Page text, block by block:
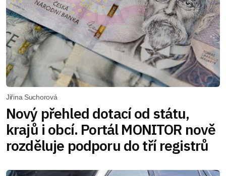
Jiřina Suchorová
Nový přehled dotací od státu,
krajů i obcí. Portál MONITOR nově
rozděluje podporu do tří registrů